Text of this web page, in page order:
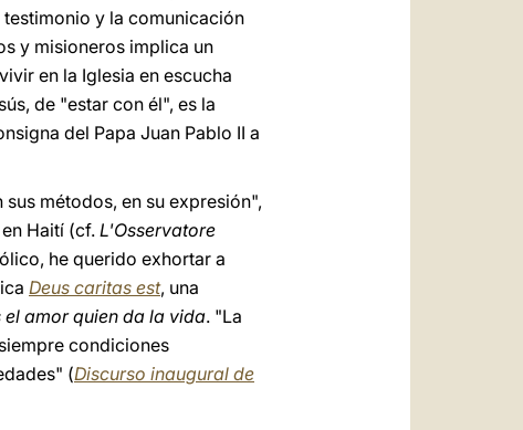
y la comunicación
y misioneros implica un
en la Iglesia en escucha
de "estar con él", es la
del Papa Juan Pablo II a
métodos, en su expresión",
en Haití (cf.L'Osservatore
he querido exhortar a
Deus caritas est, una
el amor quien da la vida. "La
condiciones
(Discurso inaugural de